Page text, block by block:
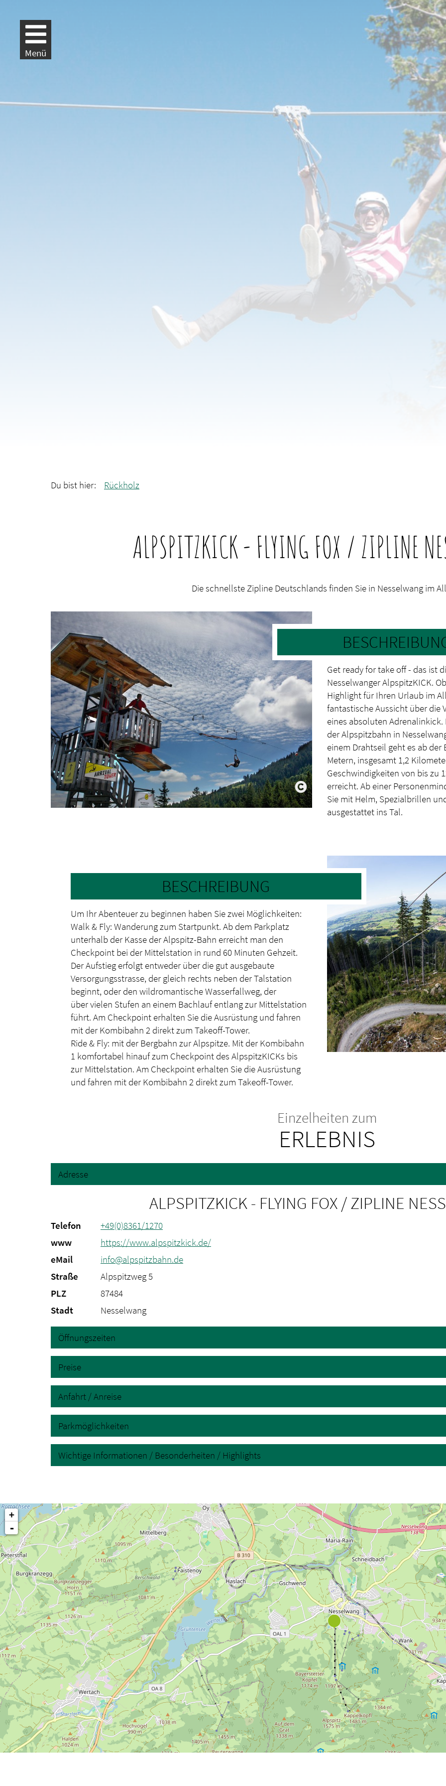
Menü
Du bist hier: Rückholz
ALPSPITZKICK - FLYING FOX / ZIPLINE
Die schnellste Zipline Deutschlands finden Sie in Nesselwang im
Get ready for take off - das ist
Nesselwanger AlpspitzKICK.
Highlight für Ihren Urlaub im
fantastische Aussicht über die
eines absoluten
der Alpspitzbahn in
einem Drahtseil geht es ab
Metern, insgesamt 1,2
Geschwindigkeiten von bis zu
erreicht. Ab einer
Sie mit Helm, Spezialbrillen
ausgestattet ins Tal.
BESCHREIBUNG
Um Ihr Abenteuer zu beginnen haben Sie zwei Möglichkeiten:
Walk & Fly: Wanderung zum Startpunkt. Ab dem Parkplatz
unterhalb der Kasse der Alpspitz-Bahn erreicht man den
Checkpoint bei der Mittelstation in rund 60 Minuten Gehzeit.
Der Aufstieg erfolgt entweder über die gut ausgebaute
Versorgungsstrasse, der gleich rechts neben der Talstation
beginnt, oder den wildromantische Wasserfallweg, der
über vielen Stufen an einem Bachlauf entlang zur Mittelstation
führt. Am Checkpoint erhalten Sie die Ausrüstung und fahren
mit der Kombibahn 2 direkt zum Takeoff-Tower.
Ride & Fly: mit der Bergbahn zur Alpspitze. Mit der Kombibahn
1 komfortabel hinauf zum Checkpoint des AlpspitzKICKs bis
zur Mittelstation. Am Checkpoint erhalten Sie die Ausrüstung
und fahren mit der Kombibahn 2 direkt zum Takeoff-Tower.
Einzelheiten zum
ERLEBNIS
Adresse
ALPSPITZKICK - FLYING FOX / ZIPLINE
Telefon
+49(0)8361/1270
www
https://www.alpspitzkick.de/
eMail
info@alpspitzbahn.de
Straße
Alpspitzweg 5
PLZ
87484
Stadt
Nesselwang
Öffnungszeiten
Preise
Anfahrt / Anreise
Parkmöglichkeiten
Wichtige Informationen / Besonderheiten / Highlights
+
-